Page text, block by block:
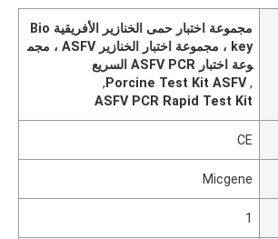
مجموعة اختبار حمى الخنازير الأفريقية Bio
key ، مجموعة اختبار الخنازير ASFV ، مجم
وعة اختبار ASFV PCR السريع
,
Porcine Test Kit ASFV
,
ASFV PCR Rapid Test Kit
CE
Micgene
1